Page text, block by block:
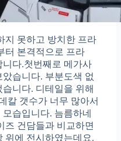
지 못하고 방치한 프라
터 본격적으로 프라
다.첫번째로 메가사
습니다. 부분도색 없
니다. 디테일을 위해
칼 갯수가 너무 많아서
습입니다. 늠름하네
즈 건담들과 비교하면
위에 전시하였는데요.